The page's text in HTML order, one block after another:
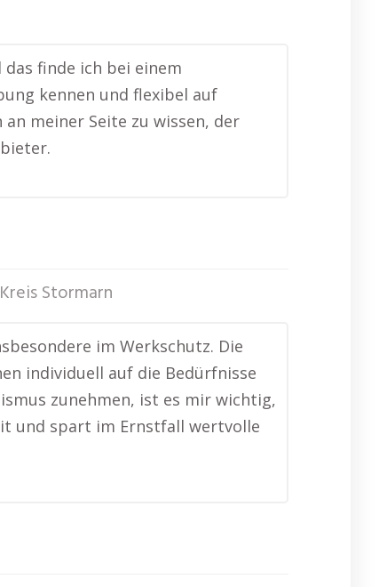
finde ich bei einem
kennen und flexibel auf
meiner Seite zu wissen, der
Stormarn
im Werkschutz. Die
individuell auf die Bedürfnisse
zunehmen, ist es mir wichtig,
und spart im Ernstfall wertvolle